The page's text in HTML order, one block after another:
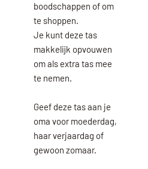
boodschappen of om
te shoppen.
Je kunt deze tas
makkelijk opvouwen
om als extra tas mee
te nemen.
Geef deze tas aan je
oma voor moederdag,
haar verjaardag of
gewoon zomaar.